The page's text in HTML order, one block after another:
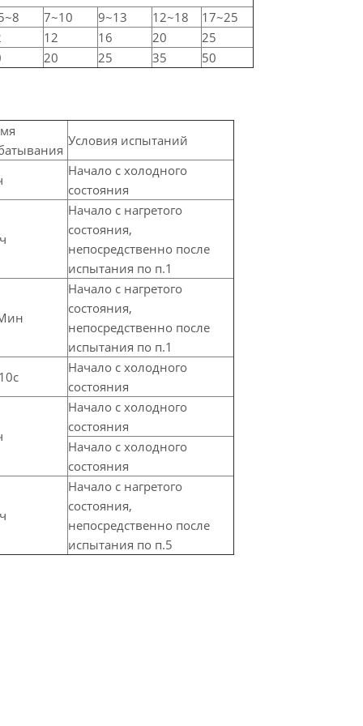
7~10 9~13 12~18
17~25
12 16 20
25
20 25 35 50
Условия испытаний
Начало с холодного
состояния
Начало с нагретого
состояния,
непосредственно после
испытания по п.1
Начало с нагретого
состояния,
непосредственно после
испытания по п.1
10с
Начало с холодного
состояния
Начало с холодного
состояния
Начало с холодного
состояния
Начало с нагретого
состояния,
непосредственно после
испытания по п.5